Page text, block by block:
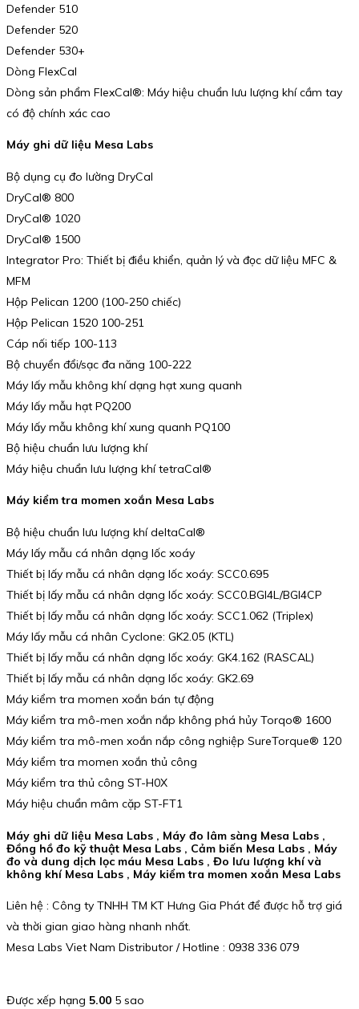
Defender 510
Defender 520
Defender 530+
Dòng FlexCal
Dòng sản phẩm FlexCal®: Máy hiệu chuẩn lưu lượng khí cầm tay
có độ chính xác cao
Máy ghi dữ liệu Mesa Labs
Bộ dụng cụ đo lường DryCal
DryCal® 800
DryCal® 1020
DryCal® 1500
Integrator Pro: Thiết bị điều khiển, quản lý và đọc dữ liệu MFC &
MFM
Hộp Pelican 1200 (100-250 chiếc)
Hộp Pelican 1520 100-251
Cáp nối tiếp 100-113
Bộ chuyển đổi/sạc đa năng 100-222
Máy lấy mẫu không khí dạng hạt xung quanh
Máy lấy mẫu hạt PQ200
Máy lấy mẫu không khí xung quanh PQ100
Bộ hiệu chuẩn lưu lượng khí
Máy hiệu chuẩn lưu lượng khí tetraCal®
Máy kiểm tra momen xoắn Mesa Labs
Bộ hiệu chuẩn lưu lượng khí deltaCal®
Máy lấy mẫu cá nhân dạng lốc xoáy
Thiết bị lấy mẫu cá nhân dạng lốc xoáy: SCC0.695
Thiết bị lấy mẫu cá nhân dạng lốc xoáy: SCC0.BGI4L/BGI4CP
Thiết bị lấy mẫu cá nhân dạng lốc xoáy: SCC1.062 (Triplex)
Máy lấy mẫu cá nhân Cyclone: GK2.05 (KTL)
Thiết bị lấy mẫu cá nhân dạng lốc xoáy: GK4.162 (RASCAL)
Thiết bị lấy mẫu cá nhân dạng lốc xoáy: GK2.69
Máy kiểm tra momen xoắn bán tự động
Máy kiểm tra mô-men xoắn nắp không phá hủy Torqo® 1600
Máy kiểm tra mô-men xoắn nắp công nghiệp SureTorque® 120
Máy kiểm tra momen xoắn thủ công
Máy kiểm tra thủ công ST-H0X
Máy hiệu chuẩn mâm cặp ST-FT1
Máy ghi dữ liệu Mesa Labs , Máy đo lâm sàng Mesa Labs ,
Đồng hồ đo kỹ thuật Mesa Labs , Cảm biến Mesa Labs , Máy
đo và dung dịch lọc máu Mesa Labs , Đo lưu lượng khí và
không khí Mesa Labs , Máy kiểm tra momen xoắn Mesa Labs
Liên hệ : Công ty TNHH TM KT Hưng Gia Phát để được hỗ trợ giá
và thời gian giao hàng nhanh nhất.
Mesa Labs Viet Nam Distributor / Hotline : 0938 336 079
Được xếp hạng 5.00 5 sao